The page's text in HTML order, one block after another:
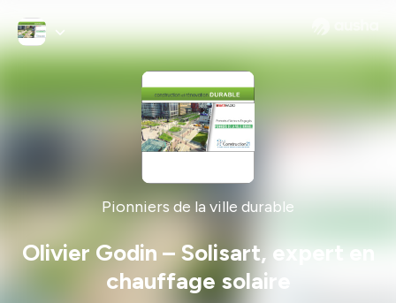
Pionniers de la ville durable
Olivier Godin – Solisart, expert en
chauffage solaire